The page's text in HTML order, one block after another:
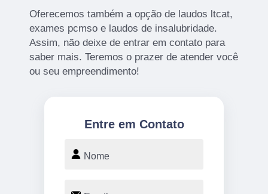
Oferecemos também a opção de laudos ltcat,
exames pcmso e laudos de insalubridade.
Assim, não deixe de entrar em contato para
saber mais. Teremos o prazer de atender você
ou seu empreendimento!
Entre em Contato